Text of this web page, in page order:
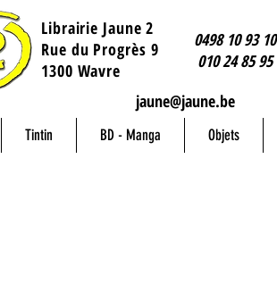
Librairie Jaune 2
​Rue du Progrès 9
1300 Wavre
0498 10 93 10
010 24 85 95
jaune@jaune.be
Tintin BD - Manga Objets